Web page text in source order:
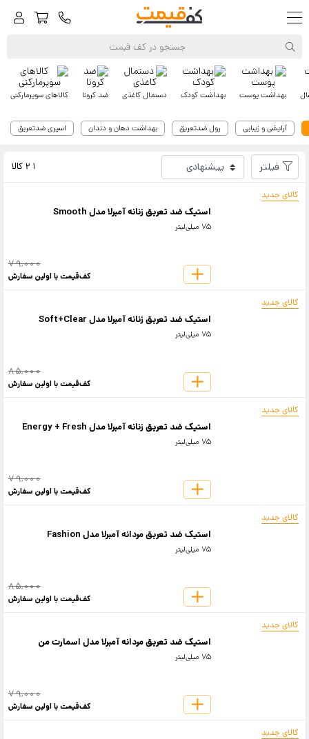
کالاهای سوپرمارکتی ضد کرونا دستمال کاغذی بهداشت کودک بهداشت پوست
اسپری ضدتعریق بهداشت دهان و دندان رول ضدتعریق آرایشی و زیبایی
کف‌قیمت
آمبرلا
فیلتر
21 کالا
کالای جدید
استیک ضد تعریق زنانه آمبرلا مدل Smooth
75 میلی‌لیتر
79,000
کف‌قیمت با اولین سفارش
کالای جدید
استیک ضد تعریق زنانه آمبرلا مدل Soft+Clear
75 میلی‌لیتر
85,000
کف‌قیمت با اولین سفارش
کالای جدید
استیک ضد تعریق زنانه آمبرلا مدل Energy + Fresh
75 میلی‌لیتر
79,000
کف‌قیمت با اولین سفارش
کالای جدید
استیک ضد تعریق مردانه آمبرلا مدل Fashion
75 میلی‌لیتر
85,000
کف‌قیمت با اولین سفارش
کالای جدید
استیک ضد تعریق مردانه آمبرلا مدل اسمارت من
75 میلی‌لیتر
79,000
کف‌قیمت با اولین سفارش
کالای جدید